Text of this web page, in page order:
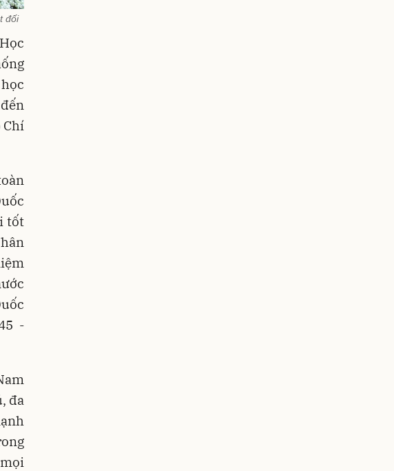
đối
Chí
tốt
-
đa